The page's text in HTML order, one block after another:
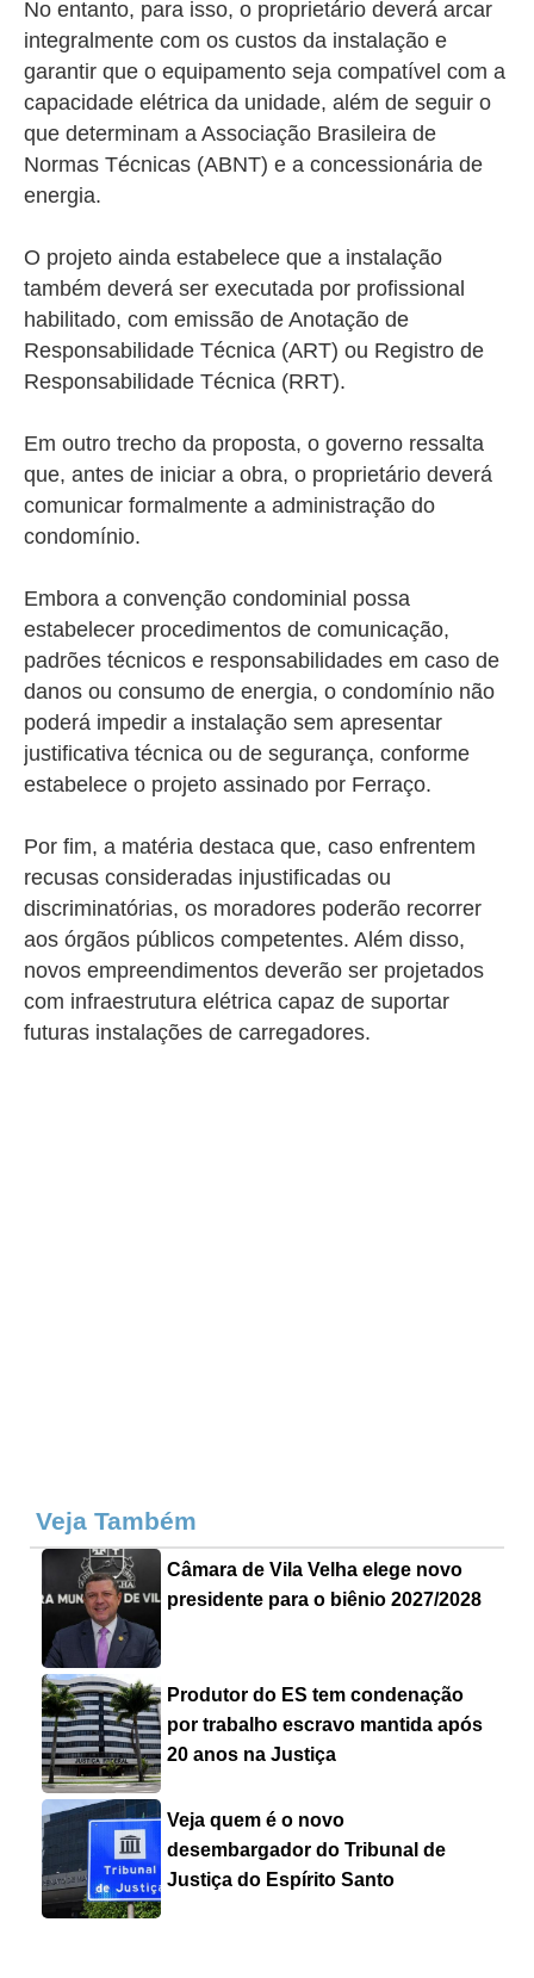
No entanto, para isso, o proprietário deverá arcar
integralmente com os custos da instalação e
garantir que o equipamento seja compatível com a
capacidade elétrica da unidade, além de seguir o
que determinam a Associação Brasileira de
Normas Técnicas (ABNT) e a concessionária de
energia.
O projeto ainda estabelece que a instalação
também deverá ser executada por profissional
habilitado, com emissão de Anotação de
Responsabilidade Técnica (ART) ou Registro de
Responsabilidade Técnica (RRT).
Em outro trecho da proposta, o governo ressalta
que, antes de iniciar a obra, o proprietário deverá
comunicar formalmente a administração do
condomínio.
Embora a convenção condominial possa
estabelecer procedimentos de comunicação,
padrões técnicos e responsabilidades em caso de
danos ou consumo de energia, o condomínio não
poderá impedir a instalação sem apresentar
justificativa técnica ou de segurança, conforme
estabelece o projeto assinado por Ferraço.
Por fim, a matéria destaca que, caso enfrentem
recusas consideradas injustificadas ou
discriminatórias, os moradores poderão recorrer
aos órgãos públicos competentes. Além disso,
novos empreendimentos deverão ser projetados
com infraestrutura elétrica capaz de suportar
futuras instalações de carregadores.
Veja Também
Câmara de Vila Velha elege novo
presidente para o biênio 2027/2028
Produtor do ES tem condenação
por trabalho escravo mantida após
20 anos na Justiça
Veja quem é o novo
desembargador do Tribunal de
Justiça do Espírito Santo